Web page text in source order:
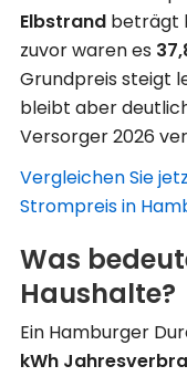
Elbstrand beträgt
zuvor waren es
Grundpreis steigt
bleibt aber
Versorger 2026
Vergleichen Sie
Strompreis in
Was
Haushalte?
Ein Hamburger
kWh